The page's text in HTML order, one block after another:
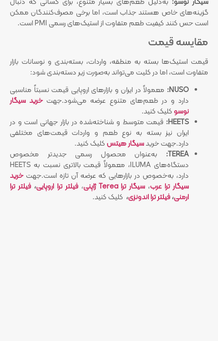
سیگار نوسو: به‌دلیل طعم‌های بسیار متنوع، برای کسانی که دنبال
گزینه‌های خاص هستند جذاب است، اما برخی مصرف‌کنندگان ممکن
است حس کنند کیفیت طعم متفاوت از استیک‌های رسمی PMI است.
مقایسه قیمت
قیمت استیک‌ها بسته به منطقه، واردات، بسته‌بندی و نوسانات بازار
متفاوت است، اما در کلیت می‌تواند به‌صورت زیر دسته‌بندی شود:
NUSO: معمولاً در ایران و بازارهای اروپایی قیمت نسبتاً مناسبی
دارد و در طعم‌های متنوع عرضه می‌شود.جهتخرید سیگار
نوسو کلیک کنید.
HEETS: قیمت متوسط و شناخته‌شده در بازار جهانی است و در
ایران نیز بسته به نوع طعم و واردات قیمت‌های مختلفی
دارد.جهت خریدسیگار هیتس کلیک کنید.
TEREA:
به‌عنوان محصول رسمی جدیدتر مخصوص
دستگاه‌های ILUMA، معمولاً قیمت بالاتری نسبت به HEETS
دارد، به‌خصوص در بازارهایی که عرضه آن تازه است.جهتخرید
سیگار ترا عرب، سیگار ترا Terea ژاپنی ،فیلتر ترا اروپایی،فیلتر ترا
ارمنی،فیلتر ترا اندونزی، کلیک کنید.